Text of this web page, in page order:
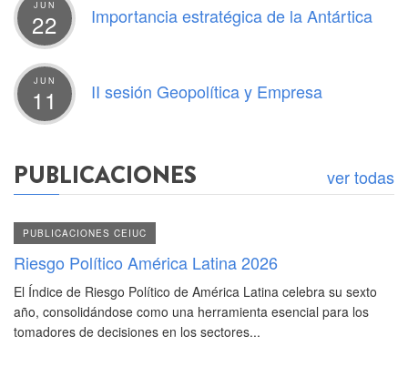
JUN
22 Importancia estratégica de la Antártica
JUN
11 II sesión Geopolítica y Empresa
PUBLICACIONES ver todas
PUBLICACIONES CEIUC
Riesgo Político América Latina 2026
El Índice de Riesgo Político de América Latina celebra su sexto
año, consolidándose como una herramienta esencial para los
tomadores de decisiones en los sectores...